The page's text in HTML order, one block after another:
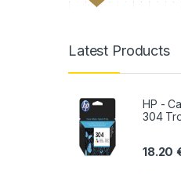
Latest Products
HP -
304
18.20